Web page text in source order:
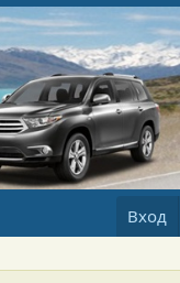
Вход